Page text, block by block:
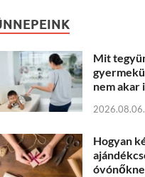
Mit
nem akar
2026.08.06.
Hogyan